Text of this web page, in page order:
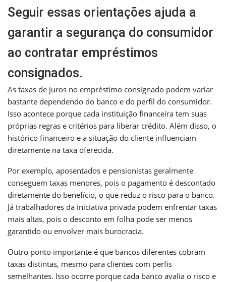
Seguir essas orientações ajuda a
garantir a segurança do consumidor
ao contratar empréstimos
consignados.
As taxas de juros no empréstimo consignado podem variar
bastante dependendo do banco e do perfil do consumidor.
Isso acontece porque cada instituição financeira tem suas
próprias regras e critérios para liberar crédito. Além disso, o
histórico financeiro e a situação do cliente influenciam
diretamente na taxa oferecida.
Por exemplo, aposentados e pensionistas geralmente
conseguem taxas menores, pois o pagamento é descontado
diretamente do benefício, o que reduz o risco para o banco.
Já trabalhadores da iniciativa privada podem enfrentar taxas
mais altas, pois o desconto em folha pode ser menos
garantido ou envolver mais burocracia.
Outro ponto importante é que bancos diferentes cobram
taxas distintas, mesmo para clientes com perfis
semelhantes. Isso ocorre porque cada banco avalia o risco e